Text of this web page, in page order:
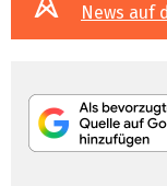
News auf